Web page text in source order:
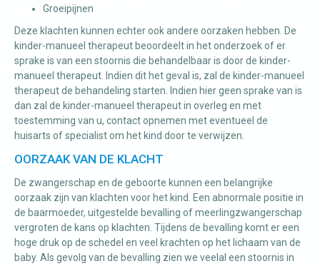
Groeipijnen
Deze klachten kunnen echter ook andere oorzaken hebben. De
kinder-manueel therapeut beoordeelt in het onderzoek of er
sprake is van een stoornis die behandelbaar is door de kinder-
manueel therapeut. Indien dit het geval is, zal de kinder-manueel
therapeut de behandeling starten. Indien hier geen sprake van is
dan zal de kinder-manueel therapeut in overleg en met
toestemming van u, contact opnemen met eventueel de
huisarts of specialist om het kind door te verwijzen.
OORZAAK VAN DE KLACHT
De zwangerschap en de geboorte kunnen een belangrijke
oorzaak zijn van klachten voor het kind. Een abnormale positie in
de baarmoeder, uitgestelde bevalling of meerlingzwangerschap
vergroten de kans op klachten. Tijdens de bevalling komt er een
hoge druk op de schedel en veel krachten op het lichaam van de
baby. Als gevolg van de bevalling zien we veelal een stoornis in